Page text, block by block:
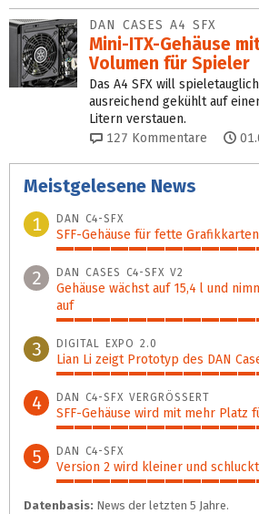
DAN CASES A4 SFX
Mini-ITX-Gehäuse
Volumen für Spieler
Das A4 SFX will
ausreichend gekühlt auf
Litern verstauen.
127 Kommentare
Meistgelesene News
1
DAN C4-SFX
SFF-Gehäuse für fette
100%
2 DAN CASES C4-SFX V2
Gehäuse wächst auf 15,4 l und
auf
90%
3 DIGITAL EXPO 2.0
Lian Li zeigt Prototyp des DAN
89%
4 DAN C4-SFX VERGRÖSSERT
SFF-Gehäuse wird mit mehr Platz
74%
5 DAN C4-SFX
Version 2 wird kleiner und
74%
Datenbasis: News der letzten 5 Jahre.